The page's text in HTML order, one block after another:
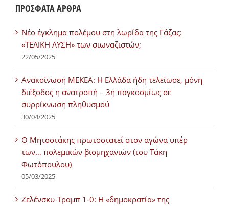
ΠΡΟΣΦΑΤΑ ΑΡΘΡΑ
Νέο έγκλημα πολέμου στη λωρίδα της Γάζας:
«ΤΕΛΙΚΗ ΛΥΣΗ» των σιωναζιστών;
22/05/2025
Ανακοίνωση ΜΕΚΕΑ: Η Ελλάδα ήδη τελείωσε, μόνη
διέξοδος η ανατροπή – 3η παγκοσμίως σε
συρρίκνωση πληθυσμού
30/04/2025
Ο Μητσοτάκης πρωτοστατεί στον αγώνα υπέρ
των… πολεμικών βιομηχανιών (του Τάκη
Φωτόπουλου)
05/03/2025
Ζελένσκυ-Τραμπ 1-0: Η «δημοκρατία» της